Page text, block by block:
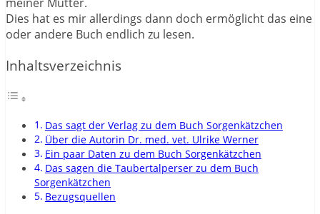
Dies hat es mir allerdings dann doch ermöglicht das eine
oder andere Buch endlich zu lesen.
Inhaltsverzeichnis
Das sagt der Verlag zu dem Buch Sorgenkätzchen
Über die Autorin Dr. med. vet. Ulrike Werner
Ein paar Daten zu dem Buch Sorgenkätzchen
Das sagen die Taubertalperser zu dem Buch
Sorgenkätzchen
Bezugsquellen